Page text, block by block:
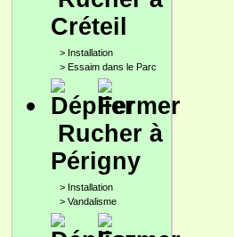
Créteil
> Installation
> Essaim dans le Parc
Rucher à
Périgny
> Installation
> Vandalisme